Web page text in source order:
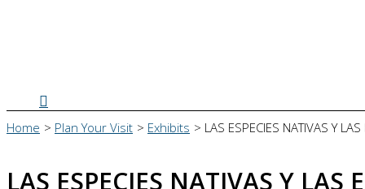
Search
Home Plan Your Visit Exhibits LAS ESPECIES NATIVAS Y
LAS ESPECIES NATIVAS Y LAS